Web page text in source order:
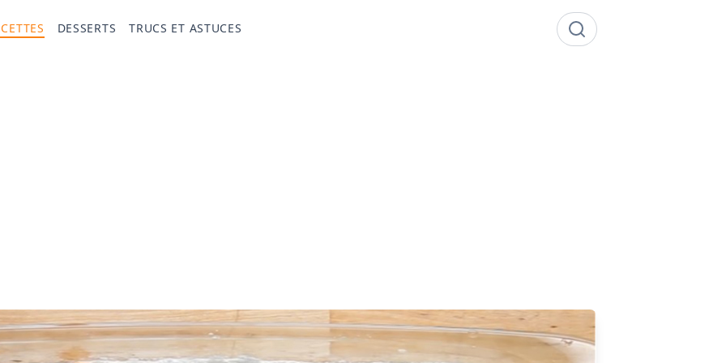
DESSERTS TRUCS ET ASTUCES